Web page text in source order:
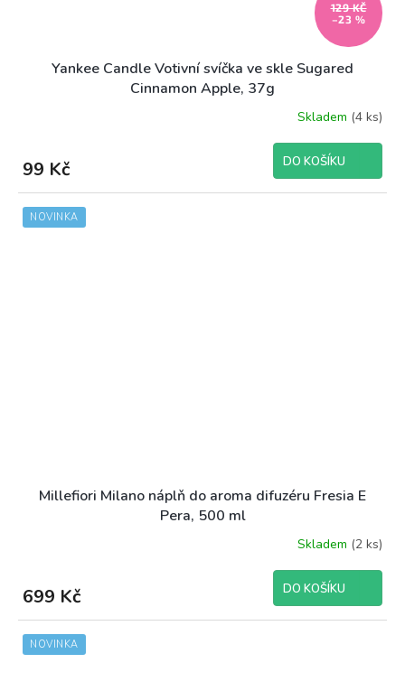
129 KČ
–23 %
Yankee Candle Votivní svíčka ve skle Sugared
Cinnamon Apple, 37g
Skladem (4 ks)
99 Kč DO KOŠÍKU
NOVINKA
Millefiori Milano náplň do aroma difuzéru Fresia E
Pera, 500 ml
Skladem (2 ks)
699 Kč DO KOŠÍKU
NOVINKA